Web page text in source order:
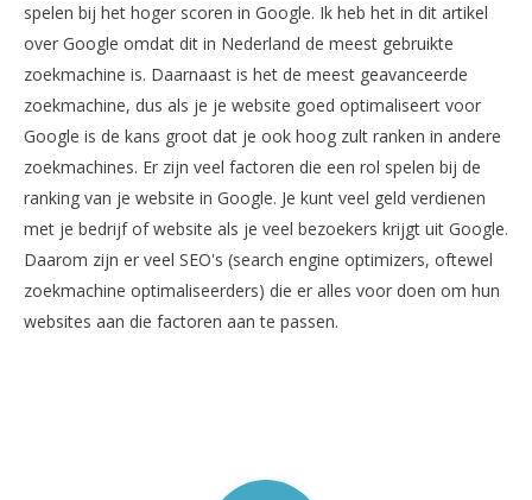
spelen bij het hoger scoren in Google. Ik heb het in dit artikel
over Google omdat dit in Nederland de meest gebruikte
zoekmachine is. Daarnaast is het de meest geavanceerde
zoekmachine, dus als je je website goed optimaliseert voor
Google is de kans groot dat je ook hoog zult ranken in andere
zoekmachines. Er zijn veel factoren die een rol spelen bij de
ranking van je website in Google. Je kunt veel geld verdienen
met je bedrijf of website als je veel bezoekers krijgt uit Google.
Daarom zijn er veel SEO's (search engine optimizers, oftewel
zoekmachine optimaliseerders) die er alles voor doen om hun
websites aan die factoren aan te passen.